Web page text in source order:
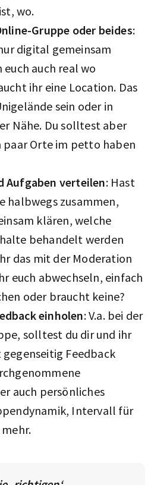
wo.
Gruppe oder beides:
digital gemeinsam
auch real wo
ihr eine Location. Das
sein oder in
Nähe. Du solltest aber
paar Orte im petto haben
Aufgaben verteilen: Hast
halbwegs zusammen,
klären, welche
behandelt werden
das mit der Moderation
euch abwechseln, einfach
oder braucht keine?
einholen: V.a. bei der
solltest du dir und ihr
gegenseitig Feedback
auch persönliches
Intervall für